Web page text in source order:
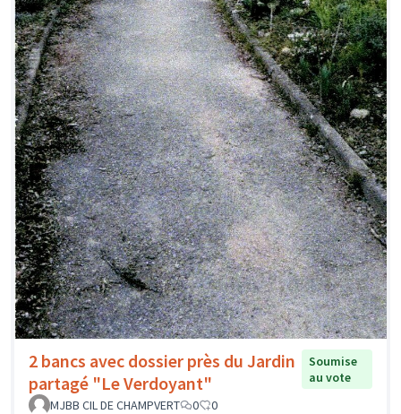
2 bancs avec dossier près du Jardin
partagé "Le Verdoyant"
Soumise
au vote
MJBB CIL DE CHAMPVERT
0 0